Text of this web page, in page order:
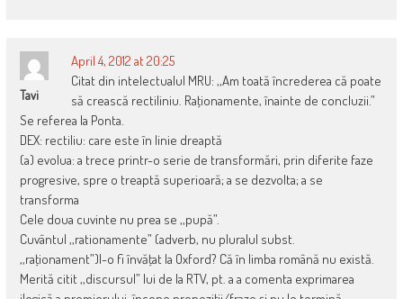
Tavi
April 4, 2012 at 20:25
Citat din intelectualul MRU: ,,Am toată încrederea că poate
să crească rectiliniu. Raţionamente, înainte de concluzii.”
Se referea la Ponta.
DEX: rectiliu: care este în linie dreaptă
(a) evolua: a trece printr-o serie de transformări, prin diferite faze
progresive, spre o treaptă superioară; a se dezvolta; a se
transforma
Cele doua cuvinte nu prea se ,,pupă”.
Cuvântul ,,rationamente” (adverb, nu pluralul subst.
,,raţionament”)l-o fi învăţat la Oxford? Că în limba română nu există.
Merită citit ,,discursul” lui de la RTV, pt. a a comenta exprimarea